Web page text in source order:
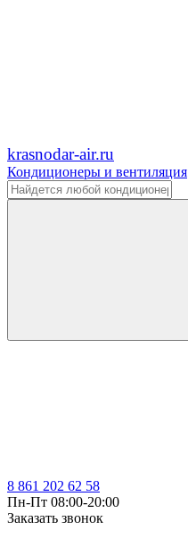
krasnodar-air.ru
Кондиционеры и вентиляция
8 861 202 62 58
Пн-Пт 08:00-20:00
Заказать звонок